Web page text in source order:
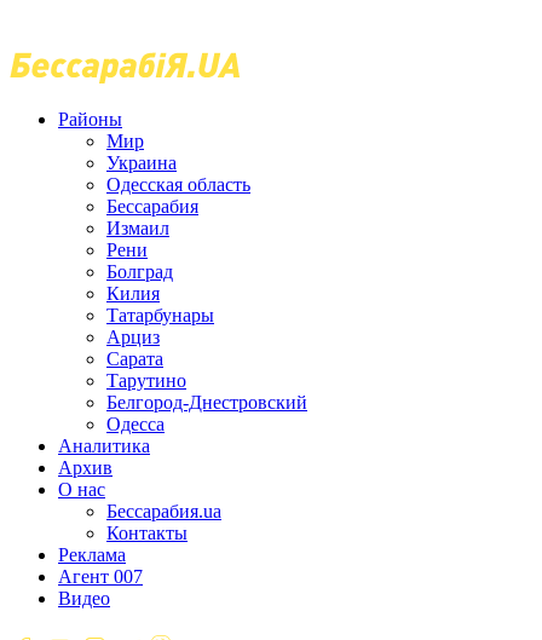
Районы
Мир
Украина
Одесская область
Бессарабия
Измаил
Рени
Болград
Килия
Татарбунары
Арциз
Сарата
Тарутино
Белгород-Днестровский
Одесса
Аналитика
Архив
О нас
Бессарабия.ua
Контакты
Реклама
Агент 007
Видео